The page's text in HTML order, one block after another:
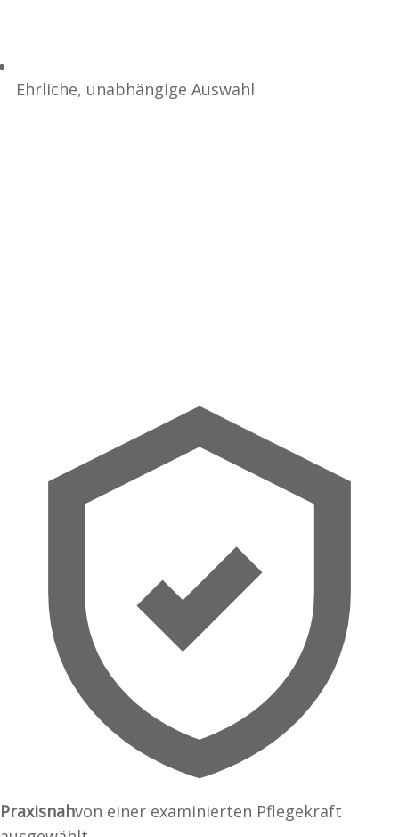
Ehrliche, unabhängige Auswahl
Praxisnahvon einer examinierten Pflegekraft